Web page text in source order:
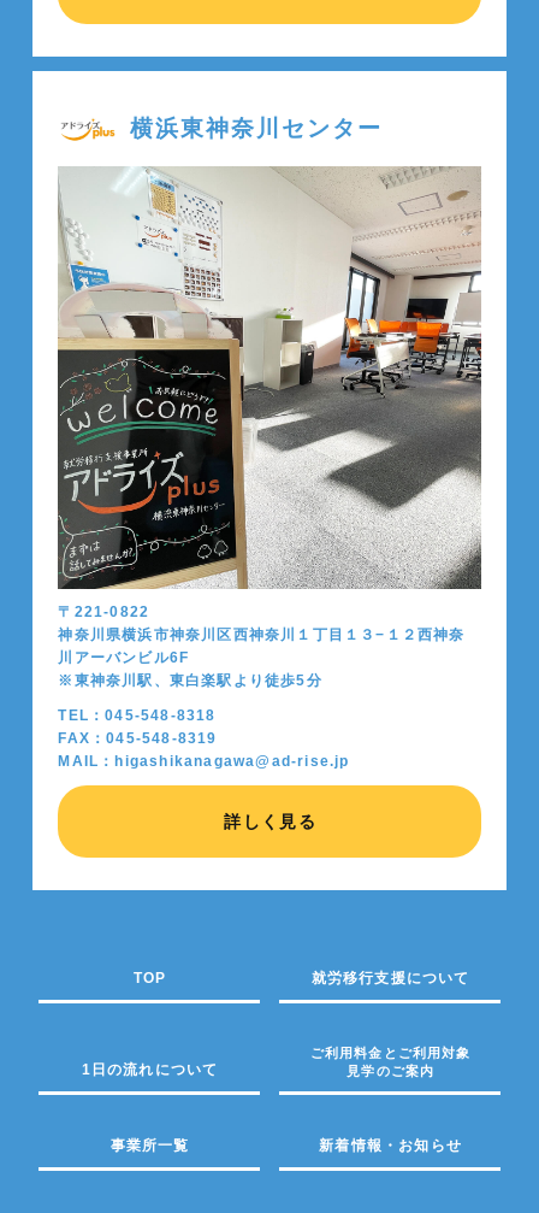
横浜東神奈川センター
〒221-0822
神奈川県横浜市神奈川区西神奈川１丁目１３−１２西神奈
川アーバンビル6F
※東神奈川駅、東白楽駅より徒歩5分
TEL：045-548-8318
FAX：045-548-8319
MAIL：higashikanagawa@ad-rise.jp
詳しく見る
TOP 就労移行支援について
1日の流れについて
ご利用料金とご利用対象
見学のご案内
事業所一覧 新着情報・お知らせ